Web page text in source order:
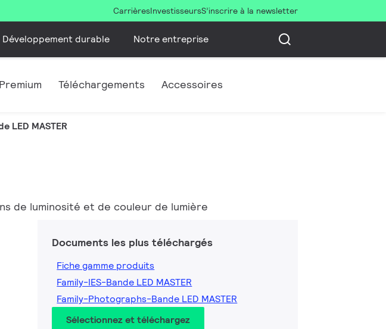
CarrièresInvestisseursS’inscrire à la newsletter
Développement durable Notre entreprise
Premium Téléchargements Accessoires
LED MASTER
de luminosité et de couleur de lumière
Documents les plus téléchargés
Fiche gamme produits
Family-IES-Bande LED MASTER
Family-Photographs-Bande LED MASTER
Sélectionnez et téléchargez